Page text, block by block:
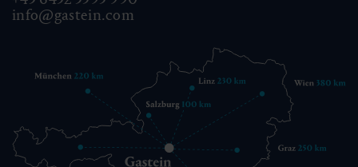
info@gastein.com